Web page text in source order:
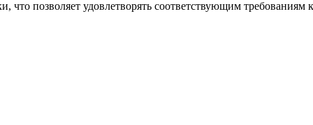
что позволяет удовлетворять соответствующим